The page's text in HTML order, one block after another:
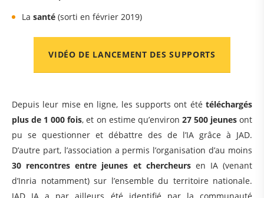
La santé(sorti en février 2019)
VIDÉO DE LANCEMENT DES SUPPORTS
Depuis leur mise en ligne, les supports ont été téléchargés
plus de 1 000 fois, et on estime qu’environ 27 500 jeunesont
pu se questionner et débattre des de l’IA grâce à JAD.
D’autre part, l’association a permis l’organisation d’au moins
30 rencontres entre jeunes et chercheursen IA (venant
d’Inria notamment) sur l’ensemble du territoire nationale.